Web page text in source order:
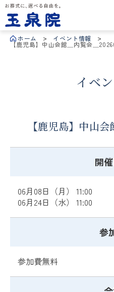
お葬式に、選べる自由
ホーム イベント情報
【鹿児島】中山会館＿内覧会＿
イベ
【鹿児島】中山
開
06月08日（月） 11:00
06月24日（水） 11:00
参
参加費無料